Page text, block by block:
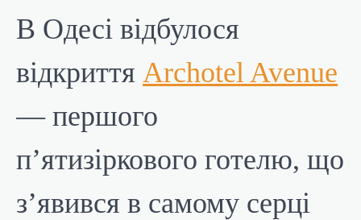
В Одесі відбулося
відкриття Archotel Avenue
— першого
п’ятизіркового готелю, що
з’явився в самому серці